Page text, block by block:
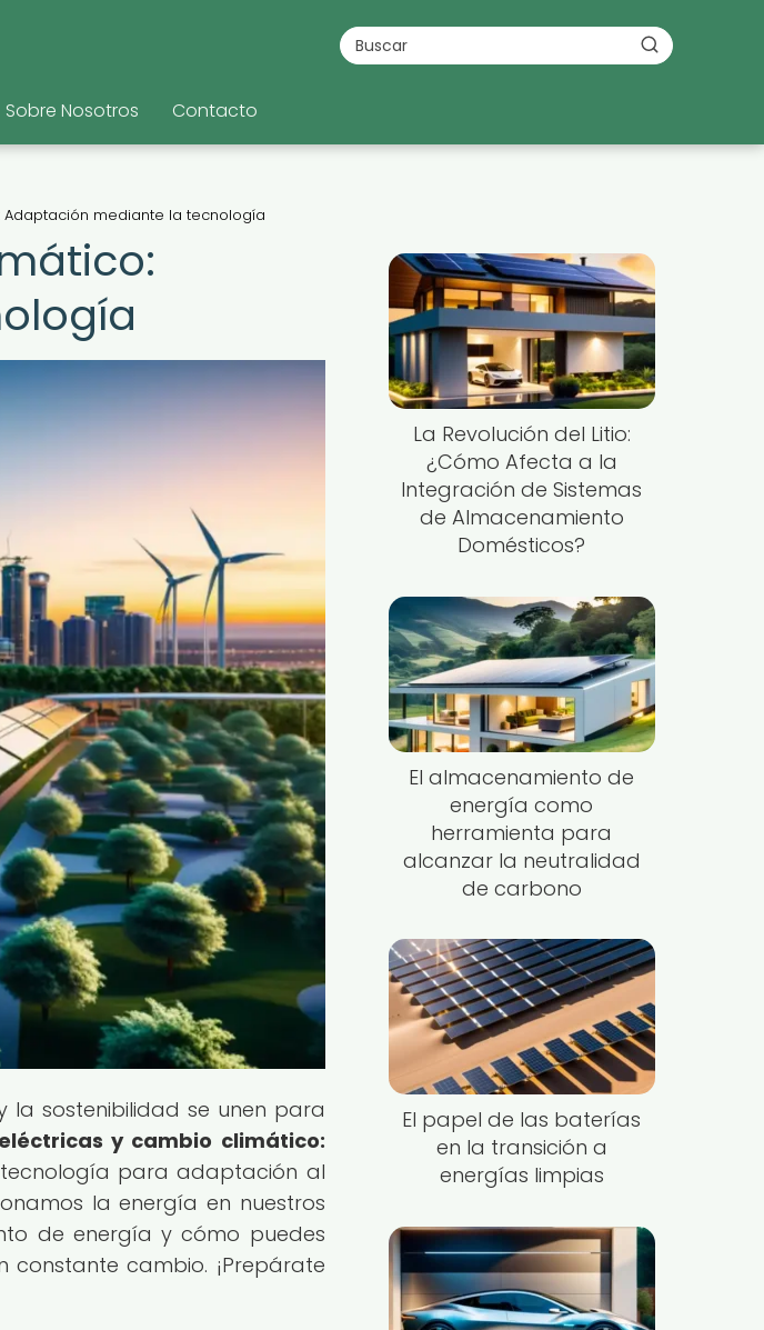
Sobre Nosotros Contacto
mediante la tecnología
la sostenibilidad se unen para
y cambio climático:
para adaptación al
la energía en nuestros
de energía y cómo puedes
cambio. ¡Prepárate
La Revolución del Litio:
¿Cómo Afecta a la
Integración de Sistemas
de Almacenamiento
Domésticos?
El almacenamiento de
energía como
herramienta para
alcanzar la neutralidad
de carbono
El papel de las baterías
en la transición a
energías limpias